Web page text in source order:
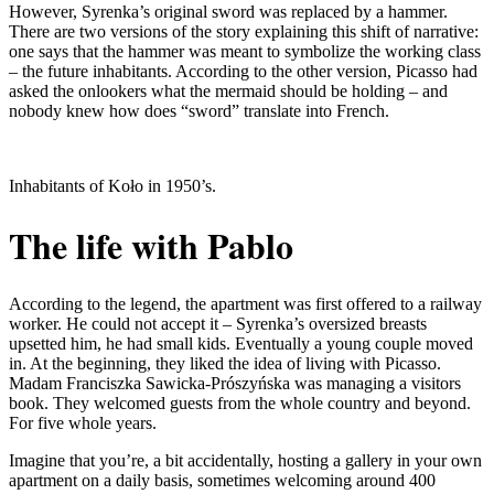
However, Syrenka’s original sword was replaced by a hammer.
There are two versions of the story explaining this shift of narrative:
one says that the hammer was meant to symbolize the working class
– the future inhabitants. According to the other version, Picasso had
asked the onlookers what the mermaid should be holding – and
nobody knew how does “sword” translate into French.
Inhabitants of Koło in 1950’s.
The life with Pablo
According to the legend, the apartment was first offered to a railway
worker. He could not accept it – Syrenka’s oversized breasts
upsetted him, he had small kids. Eventually a young couple moved
in. At the beginning, they liked the idea of living with Picasso.
Madam Franciszka Sawicka-Prószyńska was managing a visitors
book. They welcomed guests from the whole country and beyond.
For five whole years.
Imagine that you’re, a bit accidentally, hosting a gallery in your own
apartment on a daily basis, sometimes welcoming around 400